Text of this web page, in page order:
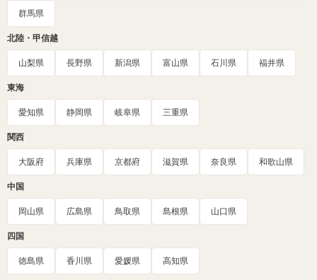
群馬県
北陸・甲信越
山梨県 長野県 新潟県 富山県 石川県 福井県
東海
愛知県 静岡県 岐阜県 三重県
関西
大阪府 兵庫県 京都府 滋賀県 奈良県 和歌山県
中国
岡山県 広島県 鳥取県 島根県 山口県
四国
徳島県 香川県 愛媛県 高知県